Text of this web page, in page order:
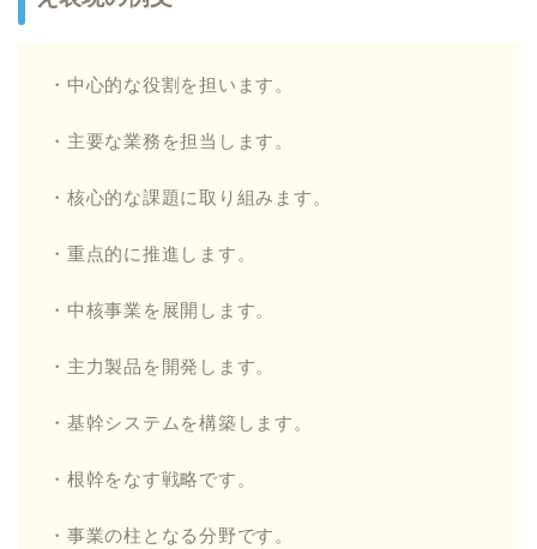
・中心的な役割を担います。
・主要な業務を担当します。
・核心的な課題に取り組みます。
・重点的に推進します。
・中核事業を展開します。
・主力製品を開発します。
・基幹システムを構築します。
・根幹をなす戦略です。
・事業の柱となる分野です。